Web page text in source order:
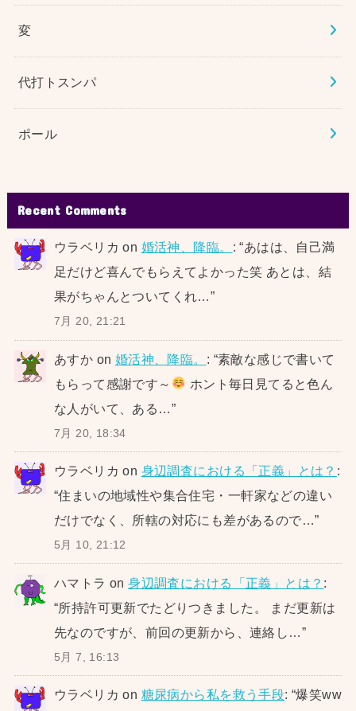
変
代打トスンパ
ポール
Recent Comments
ウラベリカ on 婚活神、降臨。 : “あはは、自己満
足だけど喜んでもらえてよかった笑 あとは、結
果がちゃんとついてくれ…”
7月 20, 21:21
あすか on 婚活神、降臨。 : “素敵な感じで書いて
もらって感謝です～
ホント毎日見てると色ん
な人がいて、ある…”
7月 20, 18:34
ウラベリカ on 身辺調査における「正義」とは？ :
“住まいの地域性や集合住宅・一軒家などの違い
だけでなく、所轄の対応にも差があるので…”
5月 10, 21:12
ハマトラ on身辺調査における「正義」とは？ :
“所持許可更新でたどりつきました。 まだ更新は
先なのですが、前回の更新から、連絡し…”
5月 7, 16:13
ウラベリカ on 糖尿病から私を救う手段: “爆笑ww